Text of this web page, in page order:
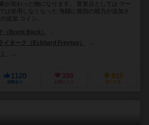
が加わった物になります。 変更点としては マー
は使用しなくなった 海賊に個別の能力が追加さ
追加 コイン...
（Brent Beck）
イターク（Eckhard Freytag）
1120
経験あり
399
お気に入り
819
持ってる